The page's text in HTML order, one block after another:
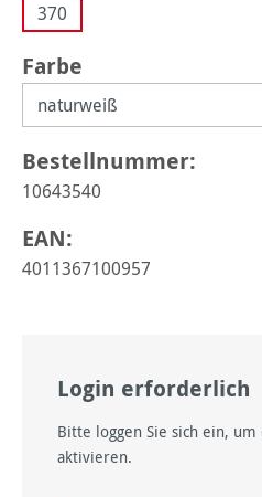
370
Farbe
Bestellnummer:
10643540
EAN:
4011367100957
Login erforderlich
Bitte loggen Sie sich ein,
aktivieren.